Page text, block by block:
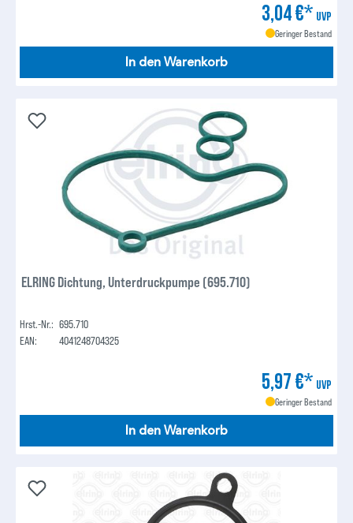
3,04 €* UVP
Geringer Bestand
In den Warenkorb
ELRING Dichtung, Unterdruckpumpe (695.710)
Hrst.-Nr.: 695.710
EAN:
4041248704325
5,97 €* UVP
Geringer Bestand
In den Warenkorb